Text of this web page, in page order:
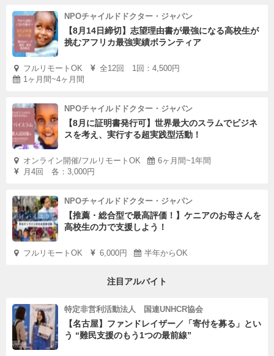
NPOチャイルドドクター・ジャパン
【8月14日締切】志望理由書が最強になる高校生が
挑むアフリカ最強実績ボランティア
フルリモートOK
全12回 1回：4,500円
1ヶ月間~4ヶ月間
NPOチャイルドドクター・ジャパン
【8月に証明書発行可】世界最大のスラムでビジネ
スを考え、実行する超実践型活動！
オンライン開催/フルリモートOK
6ヶ月間~1年間
月4回 各：3,000円
NPOチャイルドドクター・ジャパン
【推薦・総合型で最高評価！】ケニアのお母さんを
高校生の力で支援しよう！
フルリモートOK 6,000円 半年からOK
注目アルバイト
特定非営利活動法人 国連UNHCR協会
【名古屋】ファンドレイザー／「寄付を募る」とい
う “難民支援のもう1つの最前線”